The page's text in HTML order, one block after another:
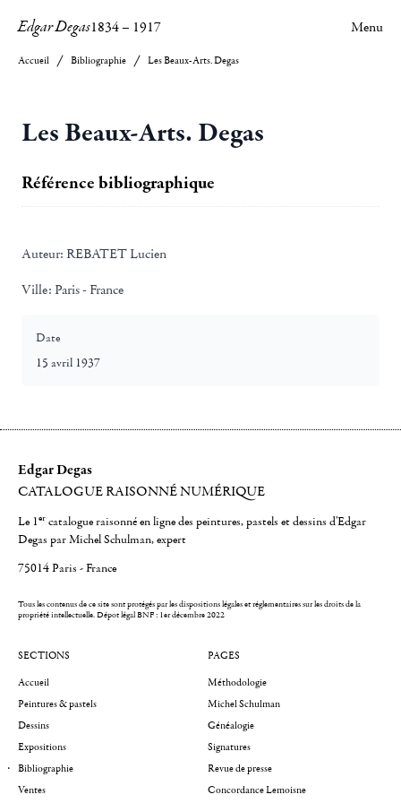
Edgar Degas1834– 1917 Menu
Accueil Bibliographie Les Beaux-Arts. Degas
Les Beaux-Arts. Degas
Référence bibliographique
Auteur: REBATET Lucien
Ville: Paris - France
Date
15 avril 1937
Edgar Degas
CATALOGUE RAISONNÉ NUMÉRIQUE
Le 1er catalogue raisonné en ligne des peintures, pastels et dessins d'Edgar
Degas par Michel Schulman, expert
75014 Paris - France
Tous les contenus de ce site sont protégés par les dispositions légales et réglementaires sur les droits de la
propriété intellectuelle.Dépot légal BNF : 1er décembre 2022
SECTIONS
Accueil
Peintures & pastels
Dessins
Expositions
Bibliographie
Ventes
PAGES
Méthodologie
Michel Schulman
Généalogie
Signatures
Revue de presse
Concordance Lemoisne